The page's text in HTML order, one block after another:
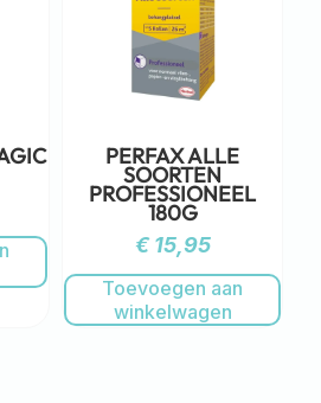
PERFAX ALLE
SOORTEN
PROFESSIONEEL
180G
€15,95
Toevoegen aan
winkelwagen